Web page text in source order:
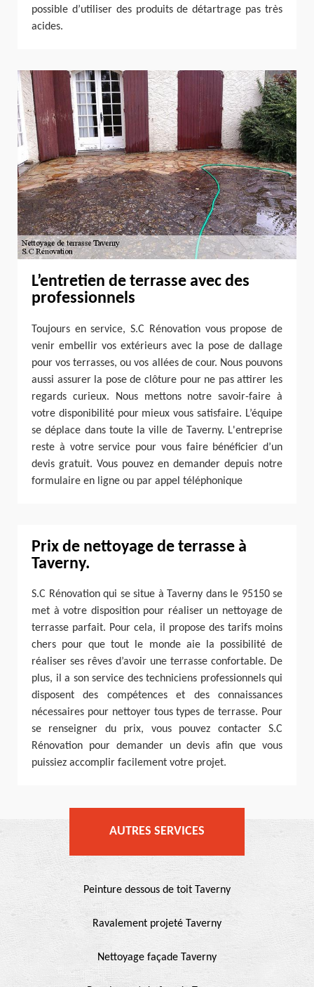
possible d’utiliser des produits de détartrage pas très
acides.
L’entretien de terrasse avec des
professionnels
Toujours en service, S.C Rénovation vous propose de
venir embellir vos extérieurs avec la pose de dallage
pour vos terrasses, ou vos allées de cour. Nous pouvons
aussi assurer la pose de clôture pour ne pas attirer les
regards curieux. Nous mettons notre savoir-faire à
votre disponibilité pour mieux vous satisfaire. L’équipe
se déplace dans toute la ville de Taverny. L'entreprise
reste à votre service pour vous faire bénéficier d’un
devis gratuit. Vous pouvez en demander depuis notre
formulaire en ligne ou par appel téléphonique
Prix de nettoyage de terrasse à
Taverny.
S.C Rénovation qui se situe à Taverny dans le 95150 se
met à votre disposition pour réaliser un nettoyage de
terrasse parfait. Pour cela, il propose des tarifs moins
chers pour que tout le monde aie la possibilité de
réaliser ses rêves d’avoir une terrasse confortable. De
plus, il a son service des techniciens professionnels qui
disposent des compétences et des connaissances
nécessaires pour nettoyer tous types de terrasse. Pour
se renseigner du prix, vous pouvez contacter S.C
Rénovation pour demander un devis afin que vous
puissiez accomplir facilement votre projet.
AUTRES SERVICES
Peinture dessous de toit Taverny
Ravalement projeté Taverny
Nettoyage façade Taverny